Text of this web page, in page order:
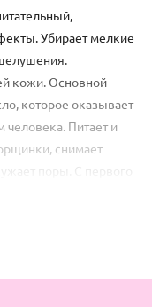
Убирает мелкие
кожи. Основной
которое оказывает
человека. Питает и
снимает
более гладкой,